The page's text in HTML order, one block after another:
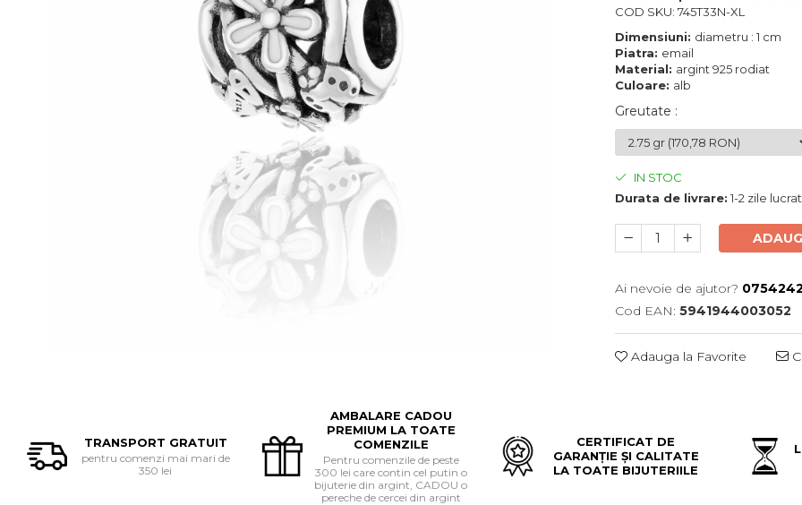
COD SKU: 745T33N-XL
Dimensiuni: diametru : 1 cm
Piatra: email
Material: argint 925 rodiat
Culoare: alb
Greutate :
IN STOC
Durata de livrare: 1-2 zile
Ai nevoie de ajutor?
Cod EAN: 5941944003052
Adauga la Favorite
TRANSPORT GRATUIT
pentru comenzi mai mari de
350 lei
AMBALARE CADOU
PREMIUM LA TOATE
COMENZILE
Pentru comenzile de peste
300 lei care contin cel putin o
bijuterie din argint, CADOU o
pereche de cercei din argint
CERTIFICAT DE
GARANȚIE ȘI CALITATE
LA TOATE BIJUTERIILE